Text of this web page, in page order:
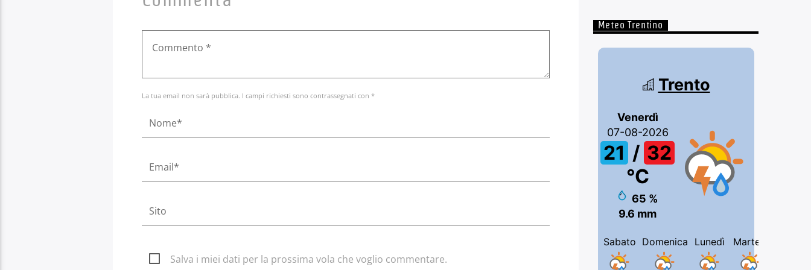
La tua email non sarà pubblica. I campi richiesti sono contrassegnati con *
Salva i miei dati per la prossima vola che voglio commentare.
Meteo Trentino